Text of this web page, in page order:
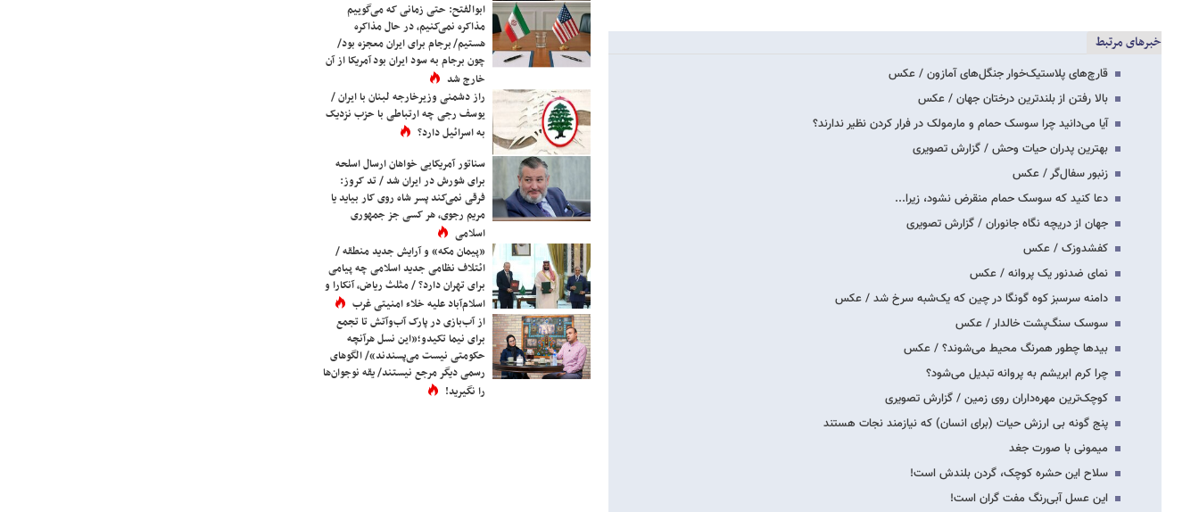
خبرهای مرتبط
قارچ‌های پلاستیک‌خوار جنگل‌های آمازون / عکس
بالا رفتن از بلندترین درختان جهان / عکس
آیا می‌‌دانید چرا سوسک حمام و مارمولک در فرار کردن نظیر ندارند؟
بهترین پدران حیات وحش / گزارش تصویری
زنبور سفال‌گر / عکس
دعا کنید که سوسک حمام منقرض نشود، زیرا...
جهان از دریچه نگاه جانوران / گزارش تصویری
کفشدوزک / عکس
نمای ضدنور یک پروانه / عکس
دامنه سرسبز کوه گونگا در چین که یک‌شبه سرخ شد / عکس
سوسک سنگ‌پشت خالدار / عکس
بیدها چطور همرنگ محیط می‌شوند؟ / عکس
چرا کرم ابریشم به پروانه تبدیل می‌شود؟
کوچک‌ترین مهره‌داران روی زمین / گزارش تصویری
پنج گونه بی ارزش حیات (برای انسان) که نیازمند نجات هستند
میمونی با صورت جغد
سلاح این حشره کوچک، گردن بلندش است!
این عسل آبی‌رنگ مفت گران است!
ابوالفتح: حتی زمانی که می‌گوییم
مذاکره نمی‌کنیم، در حال مذاکره
هستیم/ برجام برای ایران معجزه بود/
چون برجام به سود ایران بود آمریکا از آن
خارج شد
راز دشمنی وزیرخارجه لبنان با ایران /
یوسف رجی چه ارتباطی با حزب نزدیک
به اسرائیل دارد؟
سناتور آمریکایی خواهان ارسال اسلحه
برای شورش در ایران شد / تد کروز:
فرقی نمی‌کند پسر شاه روی کار بیاید یا
مریم رجوی، هر کسی جز جمهوری
اسلامی
«پیمان مکه» و آرایش جدید منطقه /
ائتلاف نظامی جدید اسلامی چه پیامی
برای تهران دارد؟ / مثلث ریاض، آنکارا و
اسلام‌آباد علیه خلاء امنیتی غرب
از آب‌بازی در پارک آب‌وآتش تا تجمع
برای نیما تکیدو؛«این نسل هرآنچه
حکومتی نیست می‌پسندند»/ الگوهای
رسمی دیگر مرجع نیستند/ یقه نوجوان‌ها
را نگیرید!